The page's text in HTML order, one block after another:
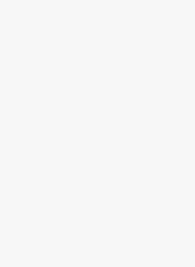
的支持与信赖！祝您盈利多多-官方网站